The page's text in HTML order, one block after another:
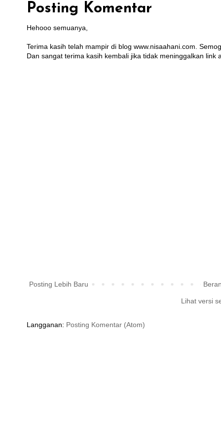
Posting Komentar
Hehooo semuanya,
Terima kasih telah mampir di blog www.nisaahani.com.
Dan sangat terima kasih kembali jika tidak meninggalkan
Posting Lebih Baru
Lihat versi
Langganan: Posting Komentar (Atom)